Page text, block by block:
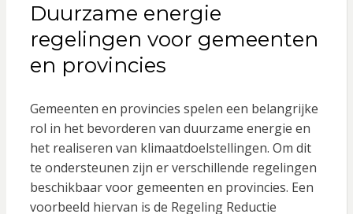
Duurzame energie
regelingen voor gemeenten
en provincies
Gemeenten en provincies spelen een belangrijke
rol in het bevorderen van duurzame energie en
het realiseren van klimaatdoelstellingen. Om dit
te ondersteunen zijn er verschillende regelingen
beschikbaar voor gemeenten en provincies. Een
voorbeeld hiervan is de Regeling Reductie